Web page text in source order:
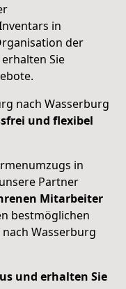
in
der
Sie
nach Wasserburg
und flexibel
in
Partner
Mitarbeiter
bestmöglichen
Wasserburg
und erhalten Sie